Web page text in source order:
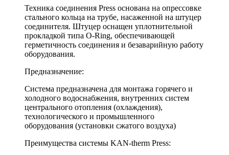
Техника соединения Press основана на опрессовке
стального кольца на трубе, насаженной на штуцер
соединителя. Штуцер оснащен уплотнительной
прокладкой типа O-Ring, обеспечивающей
герметичность соединения и безаварийную работу
оборудования.
Предназначение:
Cистема предназначена для монтажа горячего и
холодного водоснабжения, внутренних систем
центрального отопления (охлаждения),
технологического и промышленного
оборудования (установки сжатого воздуха)
Преимущества системы KAN-therm Press: